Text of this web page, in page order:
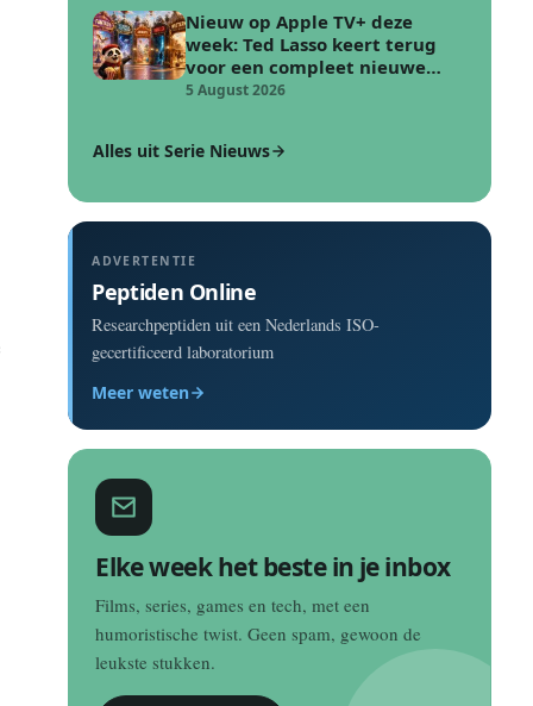
Nieuw op Apple TV+ deze
week: Ted Lasso keert terug
voor een compleet nieuwe
voetbal uitdaging
5 August 2026
Alles uit Serie Nieuws
ADVERTENTIE
Peptiden Online
Researchpeptiden uit een Nederlands ISO-
gecertificeerd laboratorium
Meer weten
Elke week het beste in je inbox
Films, series, games en tech, met een
humoristische twist. Geen spam, gewoon de
leukste stukken.